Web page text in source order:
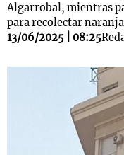
Algarrobal, mientras
para recolectar
13/06/2025 | 08:25